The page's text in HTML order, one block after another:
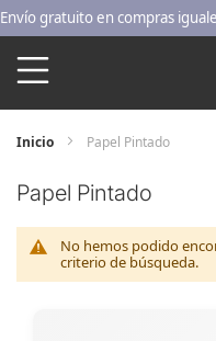
gratuito en compras iguales o
Inicio Papel Pintado
Papel Pintado
No hemos podido
criterio de búsqueda.